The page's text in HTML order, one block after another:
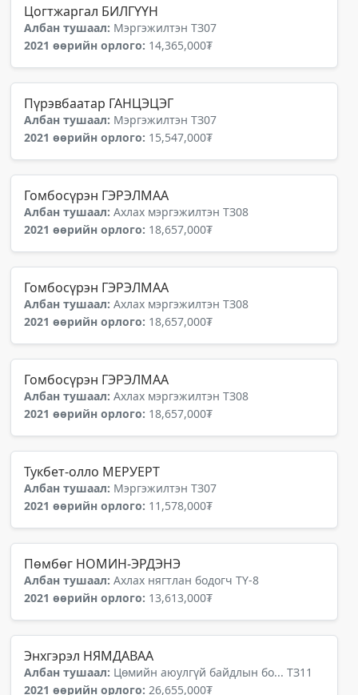
Цогтжаргал БИЛГҮҮН
Албан тушаал: Мэргэжилтэн ТЗ07
2021 өөрийн орлого: 14,365,000₮
Пүрэвбаатар ГАНЦЭЦЭГ
Албан тушаал: Мэргэжилтэн ТЗ07
2021 өөрийн орлого: 15,547,000₮
Гомбосүрэн ГЭРЭЛМАА
Албан тушаал: Ахлах мэргэжилтэн ТЗ08
2021 өөрийн орлого: 18,657,000₮
Гомбосүрэн ГЭРЭЛМАА
Албан тушаал: Ахлах мэргэжилтэн ТЗ08
2021 өөрийн орлого: 18,657,000₮
Гомбосүрэн ГЭРЭЛМАА
Албан тушаал: Ахлах мэргэжилтэн ТЗ08
2021 өөрийн орлого: 18,657,000₮
Тукбет-олло МЕРУЕРТ
Албан тушаал: Мэргэжилтэн ТЗ07
2021 өөрийн орлого: 11,578,000₮
Пөмбөг НОМИН-ЭРДЭНЭ
Албан тушаал: Ахлах нягтлан бодогч ТҮ-8
2021 өөрийн орлого: 13,613,000₮
Энхгэрэл НЯМДАВАА
Албан тушаал: Цөмийн аюулгүй байдлын бо... ТЗ11
2021 өөрийн орлого: 26,655,000₮